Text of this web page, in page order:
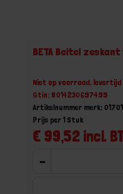
BETA Beitel zeskant
Niet op voorraad,
Gtin: 8014230697499
Artikelnummer merk:
€ 99,52 incl.
Prijs per 1 Stuk
-